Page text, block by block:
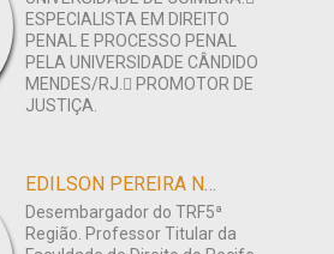
ESPECIALISTA EM DIREITO
PENAL E PROCESSO PENAL
PELA UNIVERSIDADE CÂNDIDO
MENDES/RJ. PROMOTOR DE
JUSTIÇA.
EDILSON PEREIRA NOBRE JUNIOR
Desembargador do TRF5ª
Região. Professor Titular da